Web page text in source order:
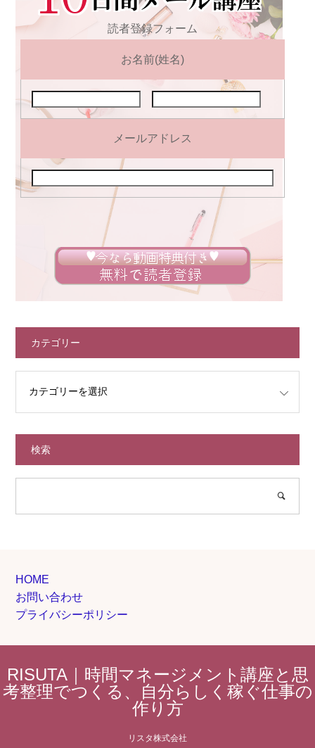
読者登録フォーム
お名前(姓名)
メールアドレス
カテゴリー
検索
HOME
お問い合わせ
プライバシーポリシー
RISUTA｜時間マネージメント講座と思
考整理でつくる、自分らしく稼ぐ仕事の
作り方
リスタ株式会社